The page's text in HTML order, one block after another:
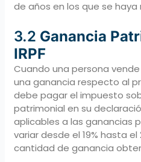
de años en los que se
3.2 Ganancia
IRPF
Cuando una persona
una ganancia respecto al
debe pagar el impuesto
patrimonial en su
aplicables a las ganancias
variar desde el 19% hasta
cantidad de ganancia